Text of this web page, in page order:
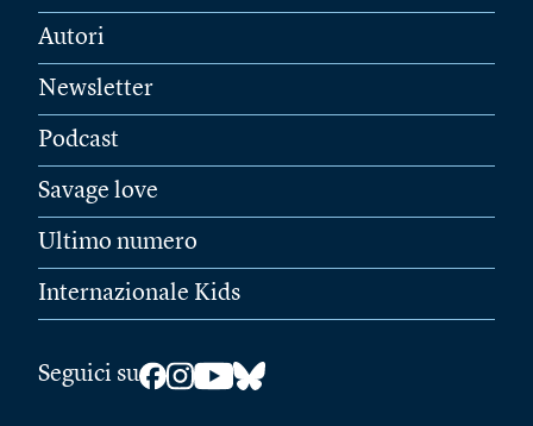
Autori
Newsletter
Podcast
Savage love
Ultimo numero
Internazionale Kids
Seguici su